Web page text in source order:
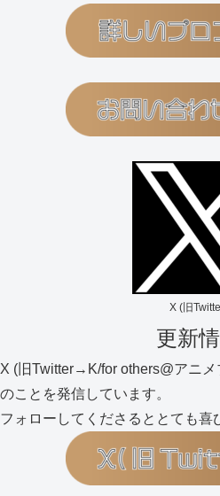
X (旧
更新
X (旧Twitter→K/for others@アニ
のことを発信しています。
フォローしてくださるととても喜